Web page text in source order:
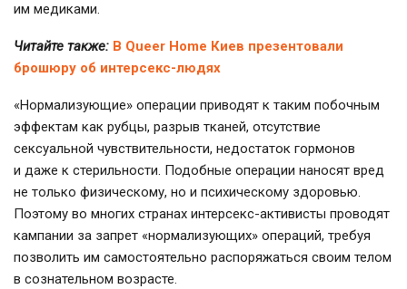
им медиками.
Читайте также: В Queer Home Киев презентовали
брошюру об интерсекс-людях
«Нормализующие» операции приводят к таким побочным
эффектам как рубцы, разрыв тканей, отсутствие
сексуальной чувствительности, недостаток гормонов
и даже к стерильности. Подобные операции наносят вред
не только физическому, но и психическому здоровью.
Поэтому во многих странах интерсекс-активисты проводят
кампании за запрет «нормализующих» операций, требуя
позволить им самостоятельно распоряжаться своим телом
в сознательном возрасте.